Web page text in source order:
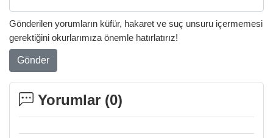
Gönderilen yorumların küfür, hakaret ve suç unsuru içermemesi
gerektiğini okurlarımıza önemle hatırlatırız!
Gönder
Yorumlar (0)